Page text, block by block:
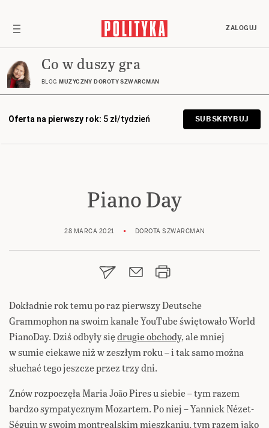
ZALOGUJ
Co w duszy gra
BLOG MUZYCZNY DOROTY SZWARCMAN
Oferta na pierwszy rok: 5 zł/tydzień SUBSKRYBUJ
Piano Day
28 MARCA 2021 DOROTA SZWARCMAN
Dokładnie rok temu po raz pierwszy Deutsche
Grammophon na swoim kanale YouTube świętowało World
PianoDay. Dziś odbyły siędrugie obchody, ale mniej
w sumie ciekawe niż w zeszłym roku – i tak samo można
słuchać tego jeszcze przez trzy dni.
Znów rozpoczęła Maria João Pires u siebie – tym razem
bardzo sympatycznym Mozartem. Po niej – Yannick Nézet-
Séguin w swoim montrealskim mieszkaniu, tym razem jako